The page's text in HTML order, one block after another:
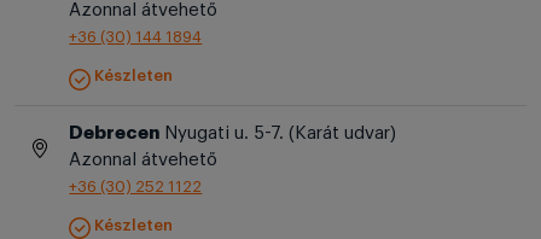
Azonnal átvehető
+36 (30) 144 1894
Készleten
Debrecen Nyugati u. 5-7. (Karát udvar)
Azonnal átvehető
+36 (30) 252 1122
Készleten